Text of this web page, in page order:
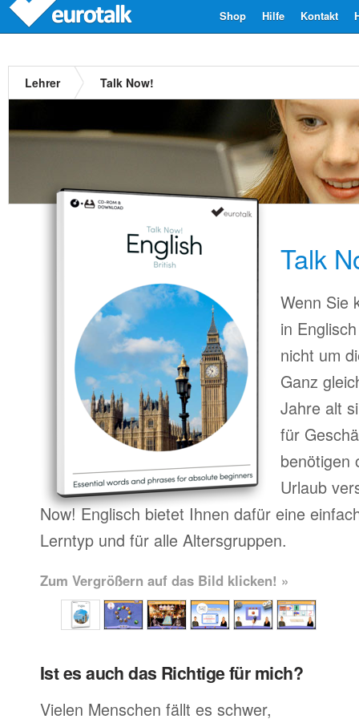
Kontakt
Hilfe
Shop
Lehrer Talk Now!
Talk
Wenn Sie
in
nicht um
Ganz
Jahre alt
für
benötigen
Urlaub
Now! Englisch bietet Ihnen dafür eine
Lerntyp und für alle Altersgruppen.
Zum Vergrößern auf das Bild klicken! »
Ist es auch das Richtige für mich?
Vielen Menschen fällt es schwer,